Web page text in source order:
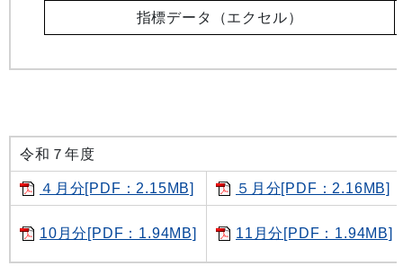
指標データ（エクセル）
令和７年度
４月分[PDF：2.15MB] ５月分[PDF：2.16MB]
10月分[PDF：1.94MB] 11月分[PDF：1.94MB]